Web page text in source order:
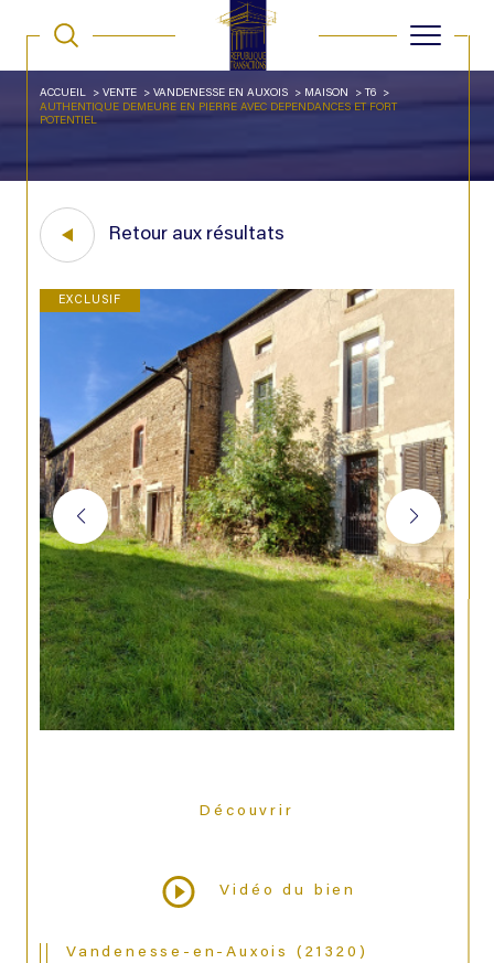
ACCUEIL VENTE VANDENESSE EN AUXOIS MAISON
T6
AUTHENTIQUE DEMEURE EN PIERRE AVEC DEPENDANCES ET FORT
POTENTIEL
Retour aux résultats
EXCLUSIF
Découvrir
Vidéo du bien
Vandenesse-en-Auxois (21320)